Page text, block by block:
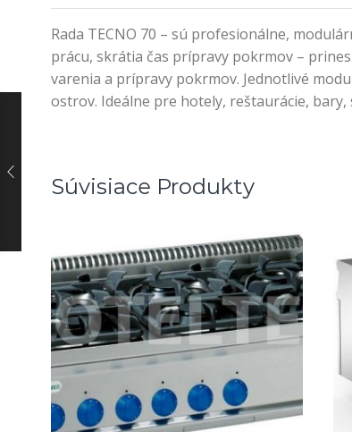
Rada TECNO 70 – sú profesionálne,
prácu, skrátia čas prípravy pokrmov –
varenia a prípravy pokrmov. Jednotlivé
ostrov. Ideálne pre hotely, reštaurácie,
Súvisiace Produkty